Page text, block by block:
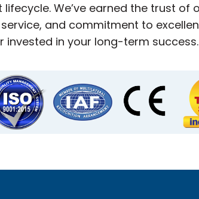
We’ve earned the trust of
and commitment to
invested in your long-term success.